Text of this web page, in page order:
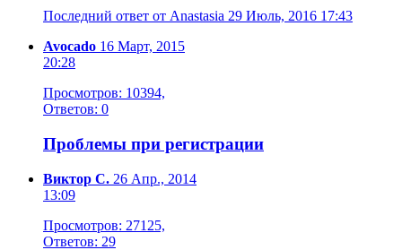
Последний ответ от Anastasia 29 Июль, 2016 17:43
Avocado 16 Март, 2015
20:28
Просмотров: 10394,
Ответов: 0
Проблемы при регистрации
Виктор С. 26 Апр., 2014
13:09
Просмотров: 27125,
Ответов: 29